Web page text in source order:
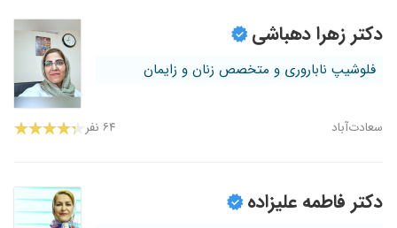
دکتر زهرا دهباشی
فلوشیپ ناباروری و متخصص زنان و زایمان
سعادت‌آباد ۶۴ نفر
دکتر فاطمه علیزاده